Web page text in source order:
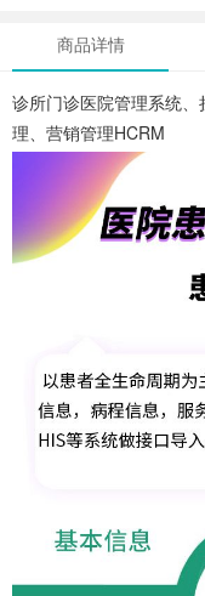
商品详情
诊所门诊医院管理系统
理、营销管理HCRM